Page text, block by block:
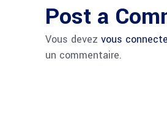
Post a
Vous devez vous
un commentaire.